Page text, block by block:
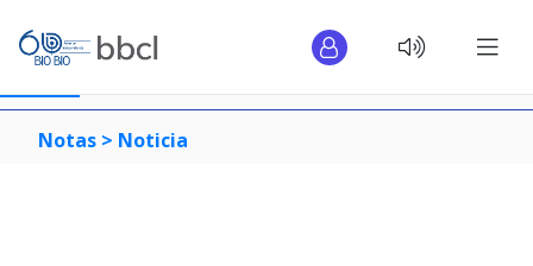
Notas > Noticia